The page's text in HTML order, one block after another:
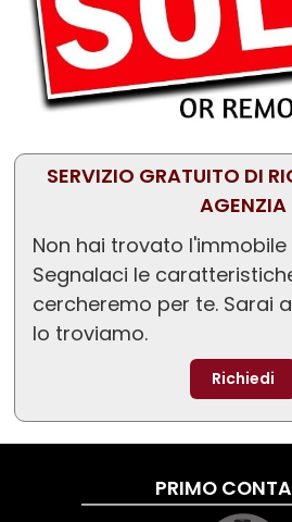
SERVIZIO GRATUITO DI
AGENZIA
Non hai trovato l'immobile
Segnalaci le
cercheremo per te. Sarai
lo troviamo.
Richiedi
PRIMO